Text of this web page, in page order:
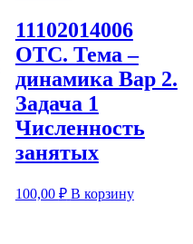
11102014006
ОТС. Тема –
динамика Вар 2.
Задача 1
Численность
занятых
100,00 ₽ В корзину